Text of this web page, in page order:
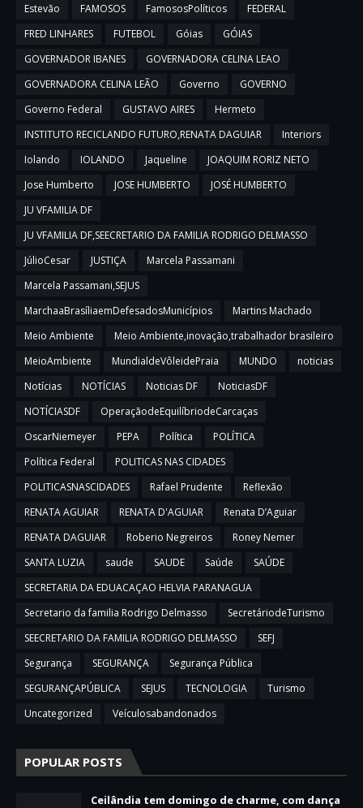
Estevão
FAMOSOS FamososPolíticos
FEDERAL
FRED LINHARES
FUTEBOL Góias
GÓIAS
GOVERNADOR IBANES
GOVERNADORA CELINA LEAO
GOVERNADORA CELINA LEÃO
Governo
GOVERNO
Governo Federal
GUSTAVO AIRES
Hermeto
INSTITUTO RECICLANDO FUTURO,RENATA DAGUIAR
Interiors
Iolando
IOLANDO Jaqueline
JOAQUIM RORIZ NETO
Jose Humberto
JOSE HUMBERTO
JOSÉ HUMBERTO
JU VFAMILIA DF
JU VFAMILIA DF,SEECRETARIO DA FAMILIA RODRIGO DELMASSO
JúlioCesar
JUSTIÇA
Marcela Passamani
Marcela Passamani,SEJUS
MarchaaBrasíliaemDefesadosMunicípios
Martins Machado
Meio Ambiente
Meio Ambiente,inovação,trabalhador brasileiro
MeioAmbiente
MundialdeVôleidePraia MUNDO
noticias
Notícias
NOTÍCIAS Noticias DF
NoticiasDF
NOTÍCIASDF
OperaçãodeEquilíbriodeCarcaças
OscarNiemeyer
PEPA Política
POLÍTICA
Política Federal
POLITICAS NAS CIDADES
POLITICASNASCIDADES
Rafael Prudente
Reflexão
RENATA AGUIAR
RENATA D'AGUIAR
Renata D’Aguiar
RENATA DAGUIAR
Roberio Negreiros
Roney Nemer
SANTA LUZIA
saude SAUDE Saúde
SAÚDE
SECRETARIA DA EDUACAÇAO HELVIA PARANAGUA
Secretario da familia Rodrigo Delmasso
SecretáriodeTurismo
SEECRETARIO DA FAMILIA RODRIGO DELMASSO
SEFJ
Segurança
SEGURANÇA
Segurança Pública
SEGURANÇAPÚBLICA
SEJUS TECNOLOGIA
Turismo
Uncategorized
Veículosabandonados
POPULAR POSTS
Ceilândia tem domingo de charme, com dança